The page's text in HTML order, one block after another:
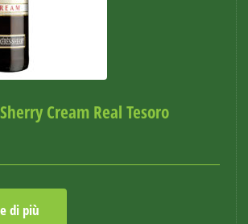
Cream Real Tesoro
di più